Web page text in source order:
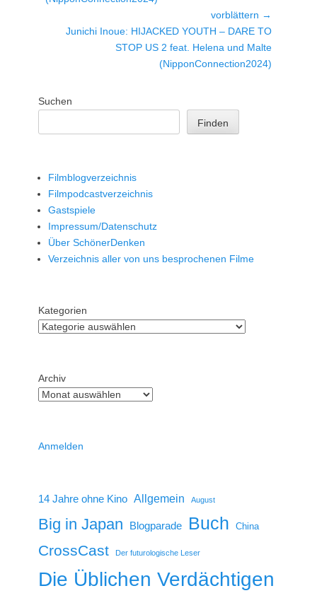
vorblättern →
Nächster
Junichi Inoue: HIJACKED YOUTH – DARE TO
STOP US 2 feat. Helena und Malte
(NipponConnection2024)
Suchen
Finden
Filmblogverzeichnis
Filmpodcastverzeichnis
Gastspiele
Impressum/Datenschutz
Über SchönerDenken
Verzeichnis aller von uns besprochenen Filme
Kategorien
Archiv
Anmelden
14 Jahre ohne Kino Allgemein August
Big in Japan Blogparade Buch China
CrossCast Der futurologische Leser
Die Üblichen Verdächtigen